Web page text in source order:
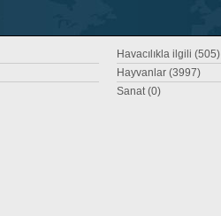
Havacılıkla ilgili (505)
Hayvanlar (3997)
Sanat (0)